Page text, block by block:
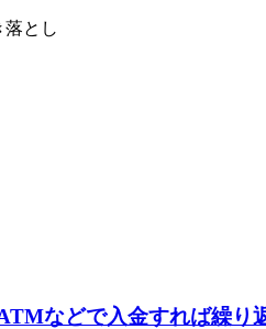
とし
などで入金すれば繰り